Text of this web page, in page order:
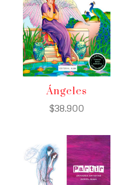
Ángeles
$38.900